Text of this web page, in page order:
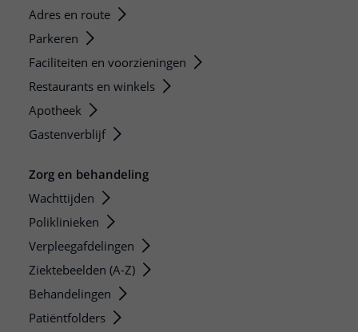
Adres en route
Parkeren
Faciliteiten en voorzieningen
Restaurants en winkels
Apotheek
Gastenverblijf
Zorg en behandeling
Wachttijden
Poliklinieken
Verpleegafdelingen
Ziektebeelden (A-Z)
Behandelingen
Patiëntfolders